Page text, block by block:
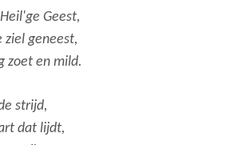
Geest,
ziel geneest,
zoet en mild.
strijd,
dat lijdt,